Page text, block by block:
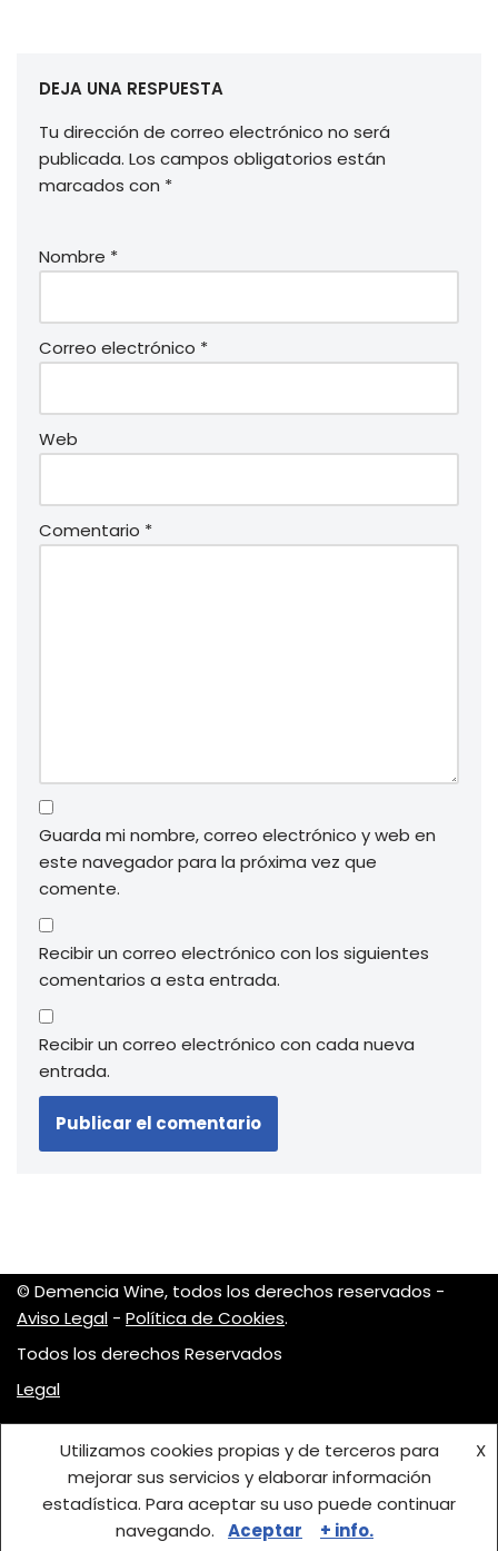
DEJA UNA RESPUESTA
Tu dirección de correo electrónico no será
publicada. Los campos obligatorios están
marcados con *
Nombre *
Correo electrónico *
Web
Comentario *
Guarda mi nombre, correo electrónico y web en
este navegador para la próxima vez que
comente.
Recibir un correo electrónico con los siguientes
comentarios a esta entrada.
Recibir un correo electrónico con cada nueva
entrada.
© Demencia Wine, todos los derechos reservados -
Aviso Legal - Política de Cookies.
Todos los derechos Reservados
Legal
Utilizamos cookies propias y de terceros para
mejorar sus servicios y elaborar información
estadística. Para aceptar su uso puede continuar
navegando.
X
Aceptar + info.